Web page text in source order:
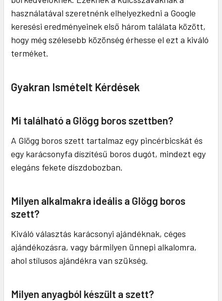
használatával szeretnénk elhelyezkedni a Google
keresési eredményeinek első három találata között,
hogy még szélesebb közönség érhesse el ezt a kiváló
terméket.
Gyakran Ismételt Kérdések
Mi található a Glögg boros szettben?
A Glögg boros szett tartalmaz egy pincérbicskát és
egy karácsonyfa díszítésű boros dugót, mindezt egy
elegáns fekete díszdobozban.
Milyen alkalmakra ideális a Glögg boros
szett?
Kiváló választás karácsonyi ajándéknak, céges
ajándékozásra, vagy bármilyen ünnepi alkalomra,
ahol stílusos ajándékra van szükség.
Milyen anyagból készült a szett?